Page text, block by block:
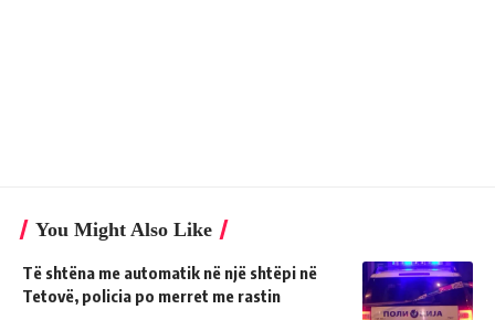
You Might Also Like
Të shtëna me automatik në një shtëpi në
Tetovë, policia po merret me rastin